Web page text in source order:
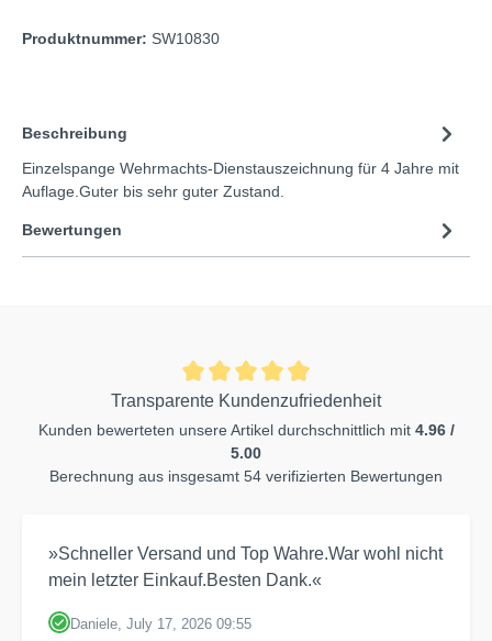
Produktnummer: SW10830
Beschreibung
Einzelspange Wehrmachts-Dienstauszeichnung für 4 Jahre mit
Auflage.Guter bis sehr guter Zustand.
Bewertungen
Transparente Kundenzufriedenheit
Kunden bewerteten unsere Artikel durchschnittlich mit 4.96 /
5.00
Berechnung aus insgesamt 54 verifizierten Bewertungen
»Schneller Versand und Top Wahre.War wohl nicht
mein letzter Einkauf.Besten Dank.«
Daniele, July 17, 2026 09:55